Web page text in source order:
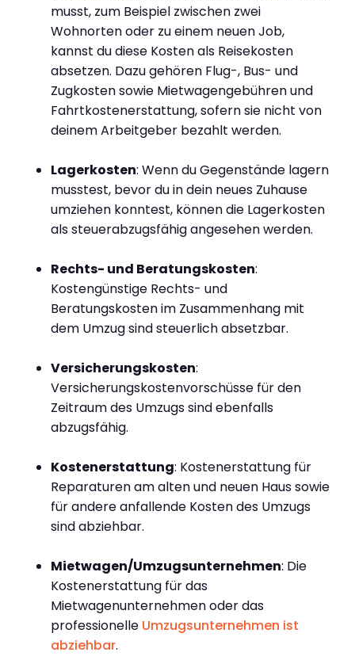
musst, zum Beispiel zwischen zwei
Wohnorten oder zu einem neuen Job,
kannst du diese Kosten als Reisekosten
absetzen. Dazu gehören Flug-, Bus- und
Zugkosten sowie Mietwagengebühren und
Fahrtkostenerstattung, sofern sie nicht von
deinem Arbeitgeber bezahlt werden.
Lagerkosten: Wenn du Gegenstände lagern
musstest, bevor du in dein neues Zuhause
umziehen konntest, können die Lagerkosten
als steuerabzugsfähig angesehen werden.
Rechts- und Beratungskosten:
Kostengünstige Rechts- und
Beratungskosten im Zusammenhang mit
dem Umzug sind steuerlich absetzbar.
Versicherungskosten:
Versicherungskostenvorschüsse für den
Zeitraum des Umzugs sind ebenfalls
abzugsfähig.
Kostenerstattung: Kostenerstattung für
Reparaturen am alten und neuen Haus sowie
für andere anfallende Kosten des Umzugs
sind abziehbar.
Mietwagen/Umzugsunternehmen: Die
Kostenerstattung für das
Mietwagenunternehmen oder das
professionelle Umzugsunternehmen ist
abziehbar.